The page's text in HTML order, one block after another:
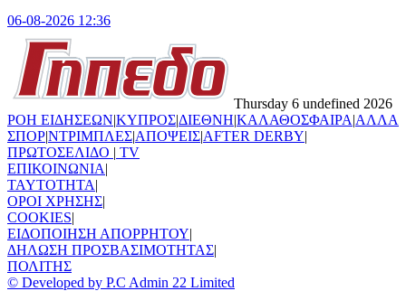
06-08-2026 12:36
Thursday 6 undefined 2026
ΡΟΗ ΕΙΔΗΣΕΩΝ|ΚΥΠΡΟΣ|ΔΙΕΘΝΗ|ΚΑΛΑΘΟΣΦΑΙΡΑ|ΑΛΛΑ
ΣΠΟΡ|ΝΤΡΙΜΠΛΕΣ|ΑΠΟΨΕΙΣ|AFTER DERBY|
ΠΡΩΤΟΣΕΛΙΔΟ | TV
ΕΠΙΚΟΙΝΩΝΙΑ|
TAYTOTHTA|
ΟΡΟΙ ΧΡΗΣΗΣ|
COOKIES|
ΕΙΔΟΠΟΙΗΣΗ ΑΠΟΡΡΗΤΟΥ|
ΔΗΛΩΣΗ ΠΡΟΣΒΑΣΙΜΟΤΗΤΑΣ|
ΠΟΛΙΤΗΣ
© Developed by P.C Admin 22 Limited